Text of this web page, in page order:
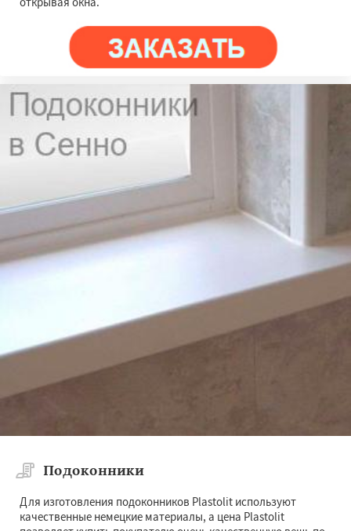
Подоконники
Для изготовления подоконников Plastolit используют
качественные немецкие материалы, а цена Plastolit